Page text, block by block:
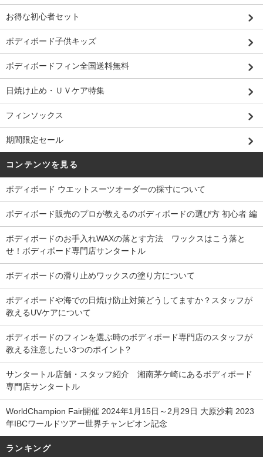
お得な初心者セット
ボディボード子供キッズ
ボディボードフィン全国送料無料
日焼け止め・ＵＶケア特集
フィンソックス
期間限定セール
コンテンツを見る
ボディボード ウエットスーツオーダーの採寸について
ボディボード販売のプロが教えるのボディボードの選び方 初心者 編
ボディボードのお手入れWAXの落とす方法 ワックスはこう落と
せ！ボディボード専門店サンタートル
ボディボードの滑り止めワックスの塗り方について
ボディボードや海での日焼け防止対策どうしてますか？スタッフが
教えるUVケアについて
ボディボードのフィンを選ぶ時のボディボード専門店のスタッフが
教える注意したい3つのポイント?
サンタートル店舗・スタッフ紹介 湘南茅ケ崎にあるボディボード
専門店サンタートル
WorldChampion Fair開催 2024年1月15日～2月29日 大原沙莉 2023
年IBCワールドツアー世界チャンピオン記念
ランキング